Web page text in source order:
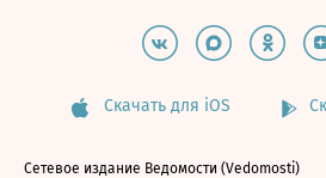
Скачать для iOS
Сетевое издание Ведомости (Vedomosti)